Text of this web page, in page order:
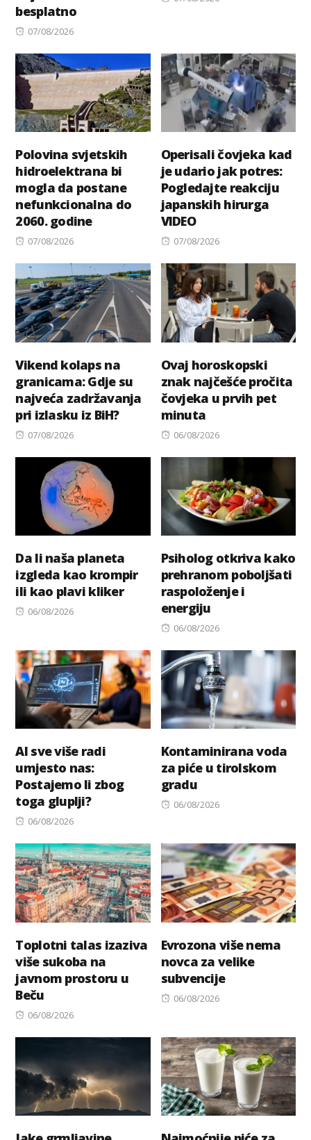
besplatno
Posted
07/08/2026
Polovina svjetskih
hidroelektrana bi
mogla da postane
nefunkcionalna do
2060. godine
Posted
07/08/2026
Operisali čovjeka kad
je udario jak potres:
Pogledajte reakciju
japanskih hirurga
VIDEO
Posted
07/08/2026
Vikend kolaps na
granicama: Gdje su
najveća zadržavanja
pri izlasku iz BiH?
Posted
07/08/2026
Ovaj horoskopski
znak najčešće pročita
čovjeka u prvih pet
minuta
Posted
06/08/2026
Da li naša planeta
izgleda kao krompir
ili kao plavi kliker
Posted
06/08/2026
Psiholog otkriva kako
prehranom poboljšati
raspoloženje i
energiju
Posted
06/08/2026
AI sve više radi
umjesto nas:
Postajemo li zbog
toga gluplji?
Posted
06/08/2026
Kontaminirana voda
za piće u tirolskom
gradu
Posted
06/08/2026
Toplotni talas izaziva
više sukoba na
javnom prostoru u
Beču
Posted
06/08/2026
Evrozona više nema
novca za velike
subvencije
Posted
06/08/2026